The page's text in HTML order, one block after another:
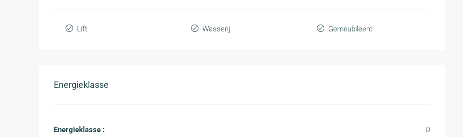
Lift Wasserij Gemeubileerd
Energieklasse
Energieklasse : D